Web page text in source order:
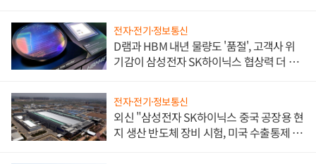
전자·전기·정보통신
D램과 HBM 내년 물량도 '품절', 고객사 위
기감이 삼성전자 SK하이닉스 협상력 더 키
전자·전기·정보통신
외신 "삼성전자 SK하이닉스 중국 공장용 현
지 생산 반도체 장비 시험, 미국 수출통제 대